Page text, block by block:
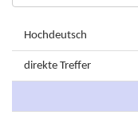
Hochdeutsch
direkte Treffer